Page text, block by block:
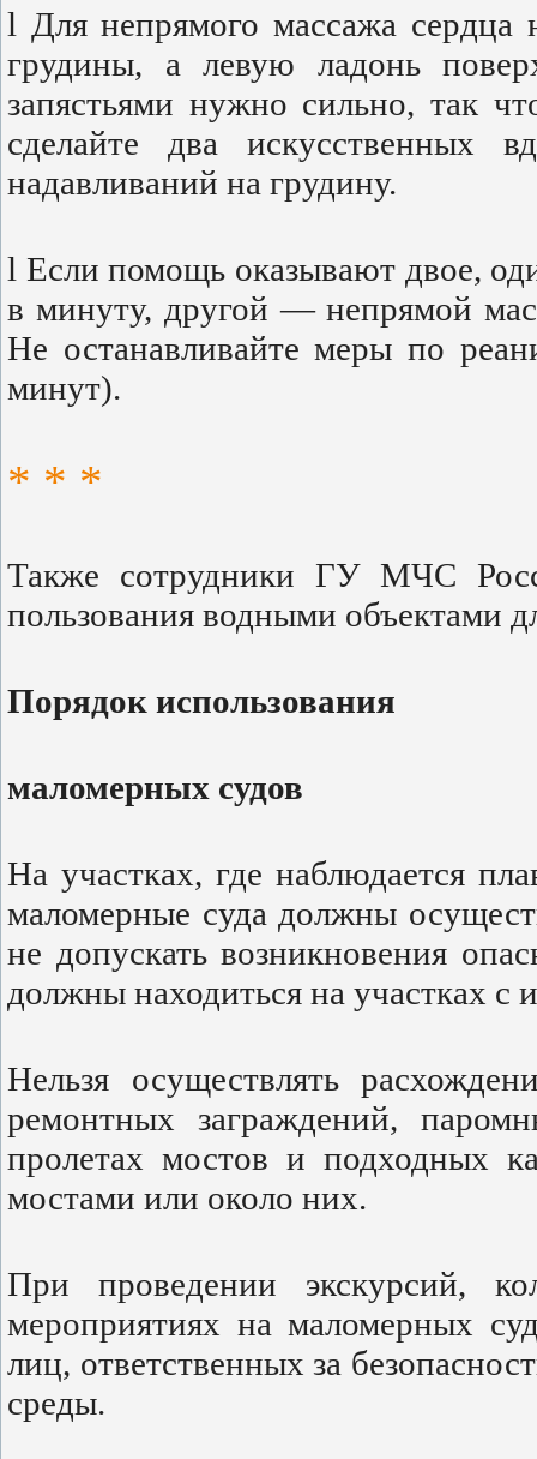
l Для непрямого массажа
грудины, а левую ладонь
запястьями нужно сильно, так
сделайте два искусственных
надавливаний на грудину.
l Если помощь оказывают двое,
в минуту, другой — непрямой
Не останавливайте меры по
минут).
* * *
Также сотрудники ГУ МЧС
пользования водными объектами
Порядок использования
маломерных судов
На участках, где наблюдается
маломерные суда должны
не допускать возникновения
должны находиться на участках
Нельзя осуществлять
ремонтных заграждений,
пролетах мостов и подходных
мостами или около них.
При проведении экскурсий,
мероприятиях на маломерных
лиц, ответственных за
среды.